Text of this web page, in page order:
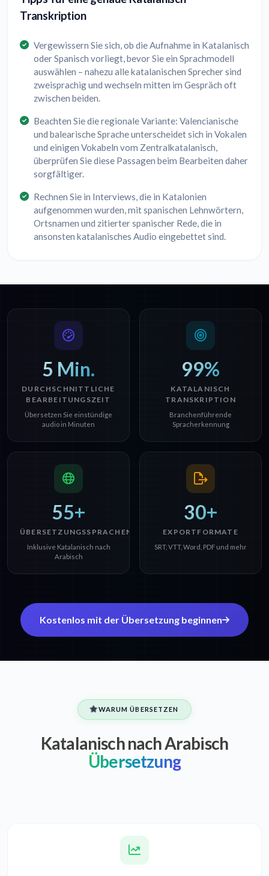
Transkription
Vergewissern Sie sich, ob die Aufnahme in Katalanisch
oder Spanisch vorliegt, bevor Sie ein Sprachmodell
auswählen – nahezu alle katalanischen Sprecher sind
zweisprachig und wechseln mitten im Gespräch oft
zwischen beiden.
Beachten Sie die regionale Variante: Valencianische
und balearische Sprache unterscheidet sich in Vokalen
und einigen Vokabeln vom Zentralkatalanisch,
überprüfen Sie diese Passagen beim Bearbeiten daher
sorgfältiger.
Rechnen Sie in Interviews, die in Katalonien
aufgenommen wurden, mit spanischen Lehnwörtern,
Ortsnamen und zitierter spanischer Rede, die in
ansonsten katalanisches Audio eingebettet sind.
5 Min.
DURCHSCHNITTLICHE
BEARBEITUNGSZEIT
Übersetzen Sie einstündige
audio in Minuten
99%
KATALANISCH
TRANSKRIPTION
Branchenführende
Spracherkennung
55+
ÜBERSETZUNGSSPRACHEN
Inklusive Katalanisch nach
Arabisch
30+
EXPORTFORMATE
SRT, VTT, Word, PDF und mehr
Kostenlos mit der Übersetzung beginnen
WARUM ÜBERSETZEN
Katalanisch nach Arabisch
Übersetzung